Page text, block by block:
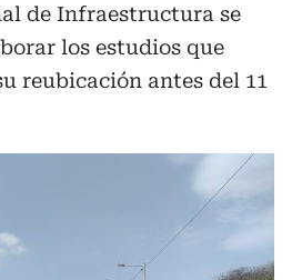
de Infraestructura se
los estudios que
reubicación antes del 11